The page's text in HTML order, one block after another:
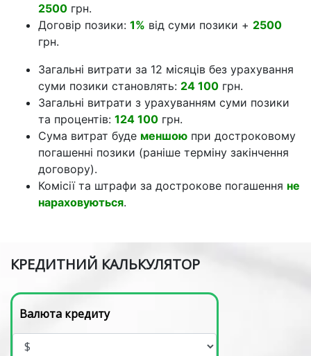
2500 грн.
Договір позики: 1% від суми позики + 2500
грн.
Загальні витрати за 12 місяців без урахування
суми позики становлять: 24 100 грн.
Загальні витрати з урахуванням суми позики
та процентів: 124 100 грн.
Сума витрат буде меншою при достроковому
погашенні позики (раніше терміну закінчення
договору).
Комісії та штрафи за дострокове погашення не
нараховуються.
КРЕДИТНИЙ КАЛЬКУЛЯТОР
Валюта кредиту